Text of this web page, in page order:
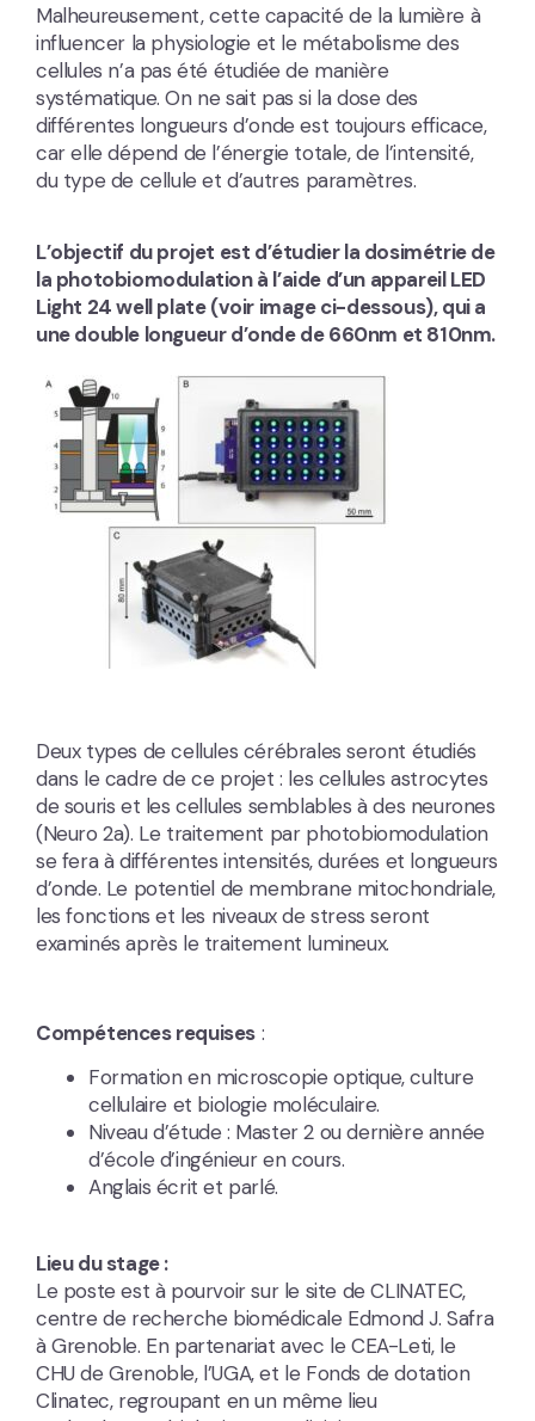
Malheureusement, cette capacité de la lumière à
influencer la physiologie et le métabolisme des
cellules n’a pas été étudiée de manière
systématique. On ne sait pas si la dose des
différentes longueurs d’onde est toujours efficace,
car elle dépend de l’énergie totale, de l’intensité,
du type de cellule et d’autres paramètres.
L’objectif du projet est d’étudier la dosimétrie de
la photobiomodulation à l’aide d’un appareil LED
Light 24 well plate (voir image ci-dessous), qui a
une double longueur d’onde de 660nm et 810nm.
Deux types de cellules cérébrales seront étudiés
dans le cadre de ce projet : les cellules astrocytes
de souris et les cellules semblables à des neurones
(Neuro 2a). Le traitement par photobiomodulation
se fera à différentes intensités, durées et longueurs
d’onde. Le potentiel de membrane mitochondriale,
les fonctions et les niveaux de stress seront
examinés après le traitement lumineux.
Compétences requises :
Formation en microscopie optique, culture
cellulaire et biologie moléculaire.
Niveau d’étude : Master 2 ou dernière année
d’école d’ingénieur en cours.
Anglais écrit et parlé.
Lieu du stage :
Le poste est à pourvoir sur le site de CLINATEC,
centre de recherche biomédicale Edmond J. Safra
à Grenoble. En partenariat avec le CEA-Leti, le
CHU de Grenoble, l’UGA, et le Fonds de dotation
Clinatec, regroupant en un même lieu